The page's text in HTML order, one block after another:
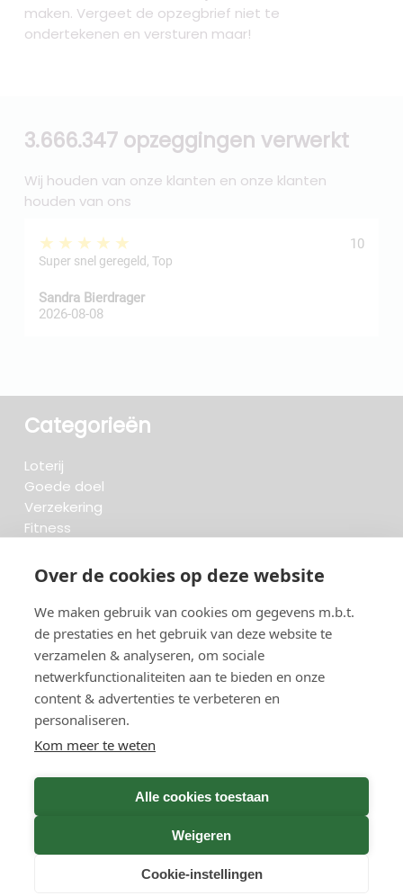
Over de cookies op deze website
We maken gebruik van cookies om gegevens m.b.t.
de prestaties en het gebruik van deze website te
verzamelen & analyseren, om sociale
netwerkfunctionaliteiten aan te bieden en onze
content & advertenties te verbeteren en
personaliseren.
Kom meer te weten
Alle cookies toestaan
Weigeren
Cookie-instellingen
maken. Vergeet de opzegbrief niet te
ondertekenen en versturen maar!
3.666.347 opzeggingen verwerkt
Wij houden van onze klanten en onze klanten
houden van ons
★★★★★ 10
Super snel geregeld, Top
Sandra Bierdrager
2026-08-08
Categorieën
Loterij
Goede doel
Verzekering
Fitness
Opzeggen.be
FAQ
Beoordelingen
Blog
Meteen opzeggen
719 opzeggingen afgelopen 30 dagen - 3.666.347
GreenOnline BV Gebruiksvoorwaarden